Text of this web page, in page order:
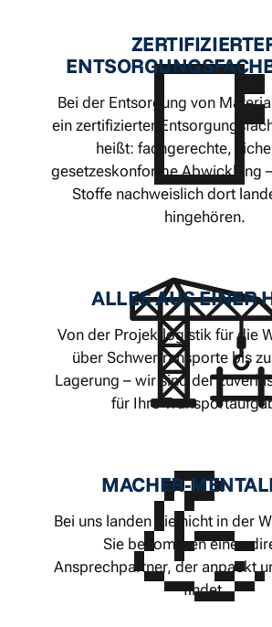
Bei der Entsorgung von
ein zertifizierter
heißt: fachgerechte,
gesetzeskonforme Abwicklung
Stoffe nachweislich dort
hingehören.
ALLES AUS EINER
Von der Projektlogistik für die
über Schwertransporte bis
Lagerung – wir sind der
für Ihre
MACHER-
Bei uns landen Sie nicht in der
Sie bekommen einen
Ansprechpartner, der anpackt
findet.